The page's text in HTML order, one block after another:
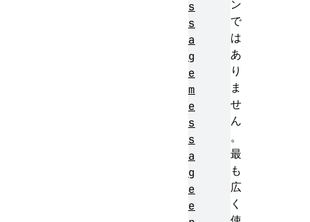
ン
で
は
あ
り
ま
せ
ん
。
最
も
広
く
s
s
a
g
e
m
e
s
s
a
g
e
e